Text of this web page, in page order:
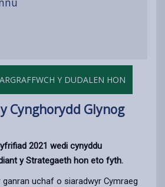
ARGRAFFWCH Y DUDALEN HON
Cynghorydd Glynog
2021 wedi cynyddu
y Strategaeth hon eto fyth.
ganran uchaf o siaradwyr Cymraeg